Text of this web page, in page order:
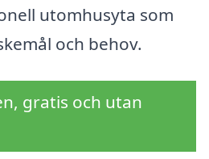
utomhusyta som
och behov.
gratis och utan